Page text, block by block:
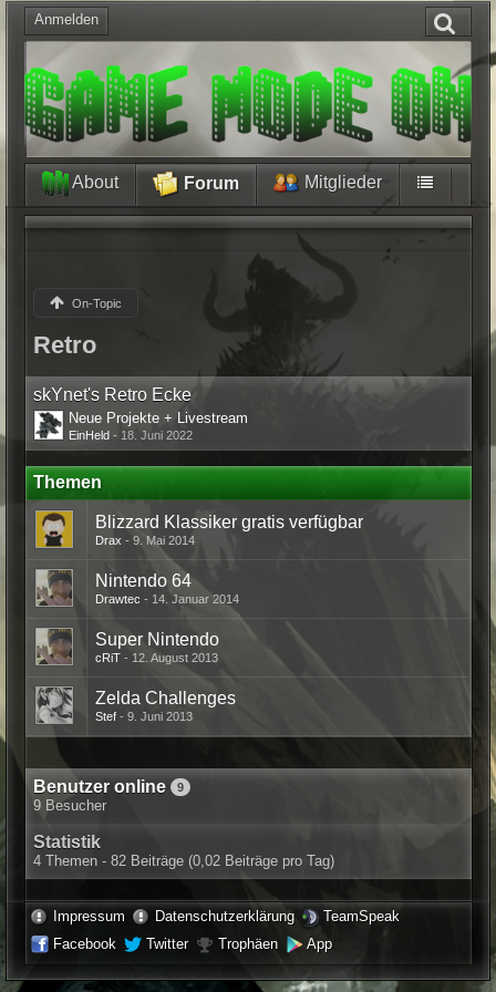
Anmelden
About Forum Mitglieder
On-Topic
Retro
skYnet's Retro Ecke
Neue Projekte + Livestream
EinHeld - 18. Juni 2022
Themen
Blizzard Klassiker gratis verfügbar
Drax 9. Mai 2014
Nintendo 64
Drawtec 14. Januar 2014
Super Nintendo
cRiT 12. August 2013
Zelda Challenges
Stef 9. Juni 2013
Benutzer online 9
9 Besucher
Statistik
4 Themen - 82 Beiträge (0,02 Beiträge pro Tag)
Impressum Datenschutzerklärung
TeamSpeak
Facebook
Twitter Trophäen App